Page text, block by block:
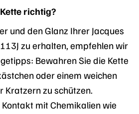
richtig?
und den Glanz Ihrer Jacques
zu erhalten, empfehlen wir
Bewahren Sie die Kette
oder einem weichen
Kratzern zu schützen.
mit Chemikalien wie